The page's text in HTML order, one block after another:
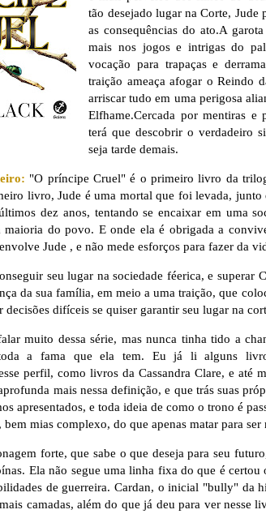
tão desejado lugar na Corte, Jude
as consequências do ato.A
mais nos jogos e intrigas do
vocação para trapaças e
traição ameaça afogar o Reindo
arriscar tudo em uma perigosa
Elfhame.Cercada por mentiras e
terá que descobrir o verdadeiro
seja tarde demais.
"O príncipe Cruel" é o primeiro livro da
livro, Jude é uma mortal que foi levada, junto
dez anos, tentando se encaixar em uma
maioria do povo. E onde ela é obrigada a
Jude , e não mede esforços para fazer da
seu lugar na sociedade féerica, e superar
da sua família, em meio a uma traição, que
decisões difíceis se quiser garantir seu lugar na
muito dessa série, mas nunca tinha tido a
a fama que ela tem. Eu já li alguns
perfil, como livros da Cassandra Clare, e até
mais nessa definição, e que trás suas
apresentados, e toda ideia de como o trono é
mias complexo, do que apenas matar para ser
forte, que sabe o que deseja para seu
Ela não segue uma linha fixa do que é
de guerreira. Cardan, o inicial "bully" da
camadas, além do que já deu para ver nesse